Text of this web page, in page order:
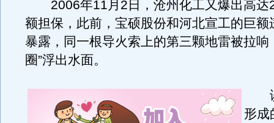
2006年11月2日，沧州化工又爆出高达
额担保，此前，宝硕股份和河北宣工的巨额
暴露，同一根导火索上的第三颗地雷被拉响
圈”浮出水面。
谈
形成